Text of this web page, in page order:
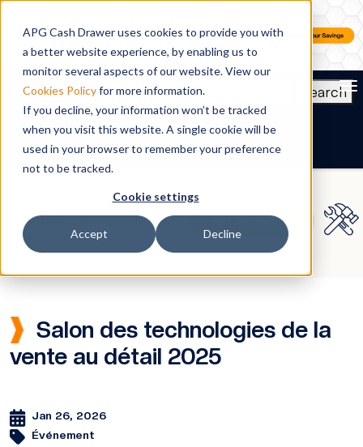
APG Cash Drawer uses cookies to provide you with
a better website experience, by enabling us to
monitor several aspects of our website. View our
Cookies Policyfor more information.
If you decline, your information won’t be tracked
when you visit this website. A single cookie will be
used in your browser to remember your preference
not to be tracked.
Cookie settings
Accept Decline
Search
FR
Salon des technologies de la
vente au détail 2025
Jan 26, 2026
Événement